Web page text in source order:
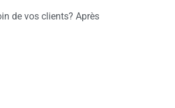
de vos clients? Après